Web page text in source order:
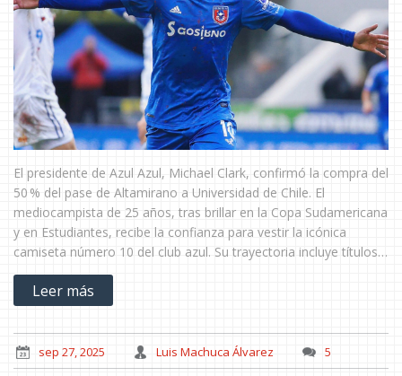
El presidente de Azul Azul, Michael Clark, confirmó la compra del
50 % del pase de Altamirano a Universidad de Chile. El
mediocampista de 25 años, tras brillar en la Copa Sudamericana
y en Estudiantes, recibe la confianza para vestir la icónica
camiseta número 10 del club azul. Su trayectoria incluye títulos
en Argentina y su debut con La Roja. La decisión refuerza la
visión a largo plazo del equipo.
Leer más
sep 27, 2025 Luis Machuca Álvarez 5